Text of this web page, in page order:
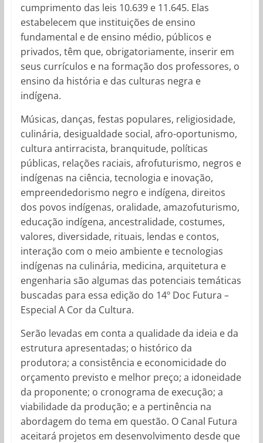
cumprimento das leis 10.639 e 11.645. Elas
estabelecem que instituições de ensino
fundamental e de ensino médio, públicos e
privados, têm que, obrigatoriamente, inserir em
seus currículos e na formação dos professores, o
ensino da história e das culturas negra e
indígena.
Músicas, danças, festas populares, religiosidade,
culinária, desigualdade social, afro-oportunismo,
cultura antirracista, branquitude, políticas
públicas, relações raciais, afrofuturismo, negros e
indígenas na ciência, tecnologia e inovação,
empreendedorismo negro e indígena, direitos
dos povos indígenas, oralidade, amazofuturismo,
educação indígena, ancestralidade, costumes,
valores, diversidade, rituais, lendas e contos,
interação com o meio ambiente e tecnologias
indígenas na culinária, medicina, arquitetura e
engenharia são algumas das potenciais temáticas
buscadas para essa edição do 14º Doc Futura –
Especial A Cor da Cultura.
Serão levadas em conta a qualidade da ideia e da
estrutura apresentadas; o histórico da
produtora; a consistência e economicidade do
orçamento previsto e melhor preço; a idoneidade
da proponente; o cronograma de execução; a
viabilidade da produção; e a pertinência na
abordagem do tema em questão. O Canal Futura
aceitará projetos em desenvolvimento desde que